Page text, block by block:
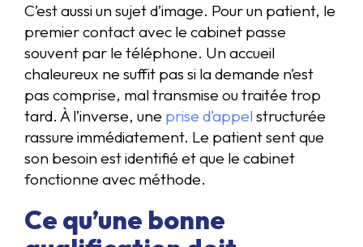
C’est aussi un sujet d’image. Pour un patient, le
premier contact avec le cabinet passe
souvent par le téléphone. Un accueil
chaleureux ne suffit pas si la demande n’est
pas comprise, mal transmise ou traitée trop
tard. À l’inverse, une prise d’appel structurée
rassure immédiatement. Le patient sent que
son besoin est identifié et que le cabinet
fonctionne avec méthode.
Ce qu’une bonne